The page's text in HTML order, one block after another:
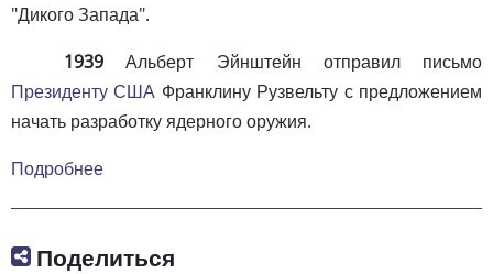
"Дикого Запада".
1939 Альберт Эйнштейн отправил письмо
Президенту США Франклину Рузвельту с предложением
начать разработку ядерного оружия.
Подробнее
Поделиться